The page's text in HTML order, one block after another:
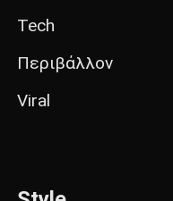
Tech
Περιβάλλον
Viral